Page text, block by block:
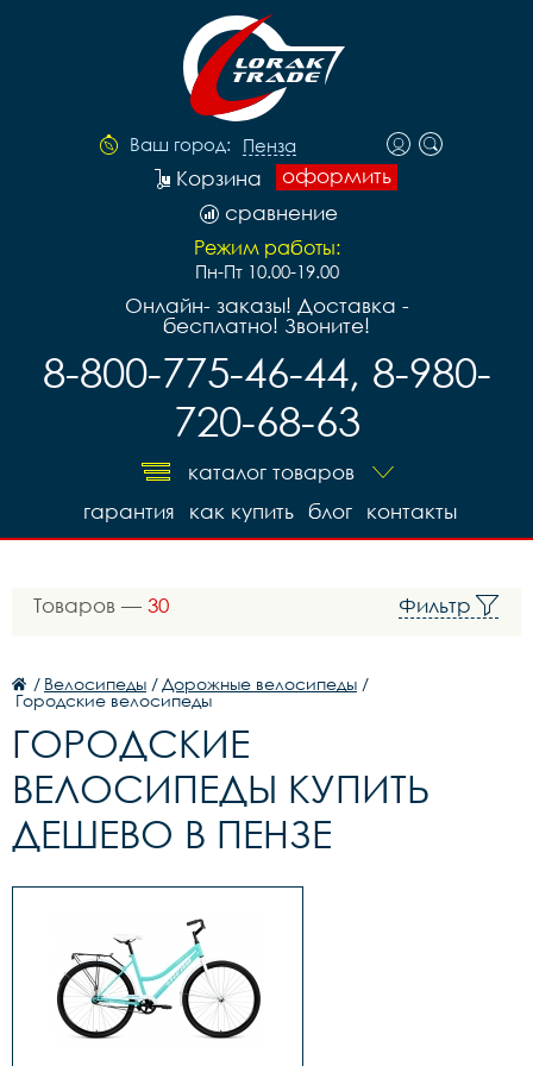
Ваш город: Пенза
оформить
Корзина
сравнение
Режим работы:
Пн-Пт 10.00-19.00
Онлайн- заказы! Доставка -
бесплатно! Звоните!
8-800-775-46-44, 8-980-
720-68-63
каталог товаров
контакты
блог
как купить
гарантия
Товаров — 30 Фильтр
/ Велосипеды / Дорожные велосипеды /
Городские велосипеды
ГОРОДСКИЕ
ВЕЛОСИПЕДЫ КУПИТЬ
ДЕШЕВО В ПЕНЗЕ